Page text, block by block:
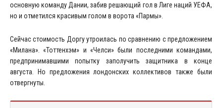
основную команду Дании, забив решающий гол в Лиге наций УЕФА,
но и отметился красивым голом в ворота «Пармы».
Сейчас стоимость Доргу утроилась по сравнению с предложением
«Милана». «Тоттенхэм» и «Челси» были последними командами,
предпринимавшими попытку заполучить защитника в конце
августа. Но предложения лондонских коллективов также были
отвергнуты.